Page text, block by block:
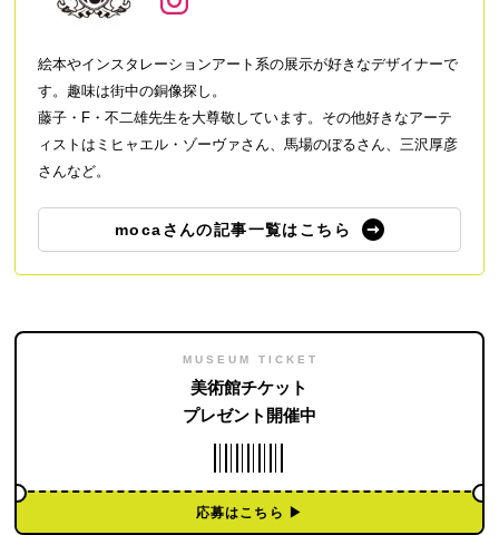
絵本やインスタレーションアート系の展示が好きなデザイナーで
す。趣味は街中の銅像探し。
藤子・F・不二雄先生を大尊敬しています。その他好きなアーテ
ィストはミヒャエル・ゾーヴァさん、馬場のぼるさん、三沢厚彦
さんなど。
mocaさんの記事一覧はこちら
MUSEUM TICKET
美術館チケット
プレゼント開催中
応募はこちら ▶︎